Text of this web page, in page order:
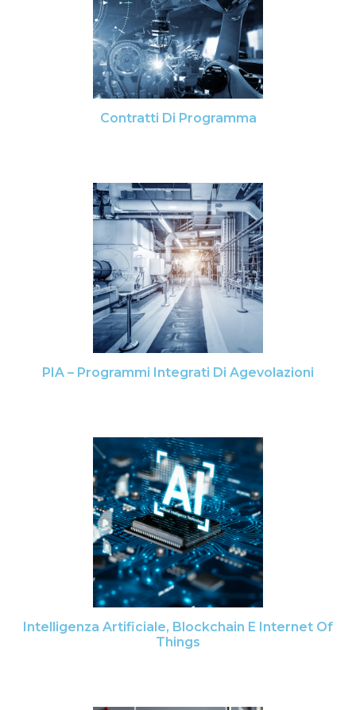
Contratti Di Programma
PIA – Programmi Integrati Di Agevolazioni
Intelligenza Artificiale, Blockchain E Internet Of
Things